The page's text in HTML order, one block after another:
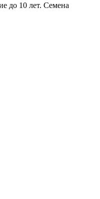
до 10 лет. Семена